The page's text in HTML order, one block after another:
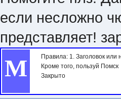
если несложно
представляет!
М
Правила: 1. Заголовок
Кроме того, пользуй Помск
Закрыто